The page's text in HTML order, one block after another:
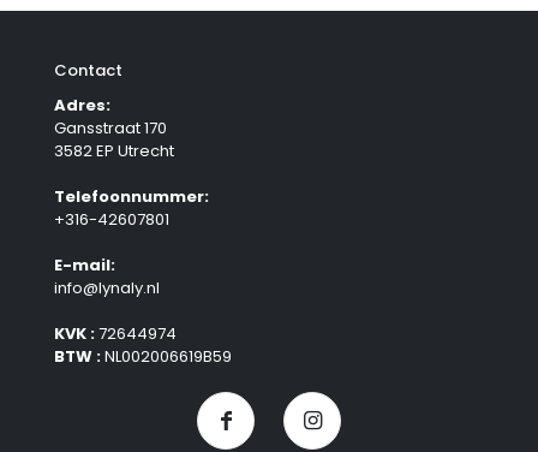
Contact
Adres:
Gansstraat 170
3582 EP Utrecht
Telefoonnummer:
+316-42607801
E-mail:
info@lynaly.nl
KVK :72644974
BTW :NL002006619B59